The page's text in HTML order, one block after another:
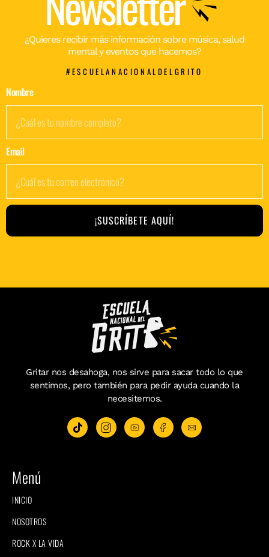
¿Quieres recibir más información sobre música, salud
mental y eventos que hacemos?
#ESCUELANACIONALDELGRITO
Nombre
Email
¡SUSCRÍBETE AQUÍ!
Gritar nos desahoga, nos sirve para sacar todo lo que
sentimos, pero también para pedir ayuda cuando la
necesitemos.
Menú
INICIO
NOSOTROS
ROCK X LA VIDA